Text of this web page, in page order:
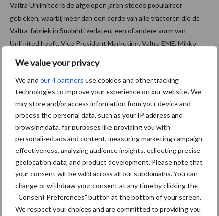
We value your privacy
We and our 4 partners use cookies and other tracking
technologies to improve your experience on our website. We
may store and/or access information from your device and
process the personal data, such as your IP address and
browsing data, for purposes like providing you with
personalized ads and content, measuring marketing campaign
effectiveness, analyzing audience insights, collecting precise
geolocation data, and product development. Please note that
your consent will be valid across all our subdomains. You can
change or withdraw your consent at any time by clicking the
“Consent Preferences” button at the bottom of your screen.
We respect your choices and are committed to providing you
Valtra Unlimited is de afgelopen jaren steeds populairder
gebleken, waarbij meer dan een derde van alle tractoren die de
Valtra-fabriek in Suolahti verlaten, een of andere vorm van
Unlimited heeft. Vice President Marketing, Valtra EME, Mikko
klanten met een hoog vermogen. “Grote boerderijen en
loonwerkers zijn afhankelijk van de juiste oplossingen om
geavanceerde slimme landbouwtaken op de meest efficiënte
manier uit te voeren. Valtra Unlimited bevindt zich in een unieke
positie om precies te bieden wat elk bedrijf nodig heeft om
efficiënter, ergonomischer en met verhoogde veiligheid te
boeren.”
Valtra Unlimited-functies zullen beschikbaar zijn voor alle
modellen uit de S Serie van de 6e generatie. De nieuwe trekkers
uit de S Serie zijn verkrijgbaar met het populaire Central
Lubrication System (CLS) van Unlimited en een state-of-the-art